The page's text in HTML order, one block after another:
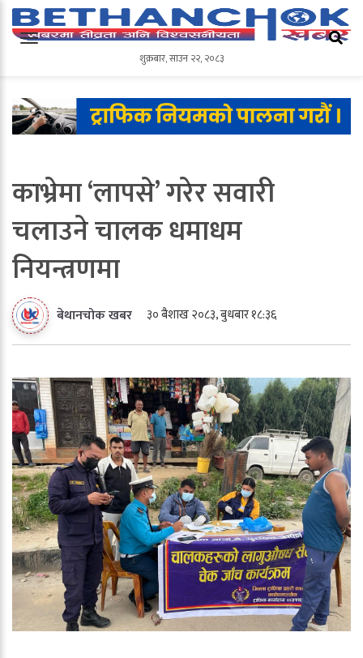
शुक्रबार,साउन २२,२०८३
शुक्रबार,साउन २२, २०८३
काभ्रेमा ‘लापसे’ गरेर सवारी
चलाउने चालक धमाधम
नियन्त्रणमा
बेथानचोक खबर ३० बैशाख २०८३, बुधबार १८:३६